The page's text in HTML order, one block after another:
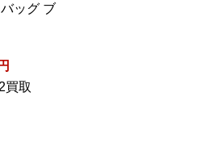
ジュ
取